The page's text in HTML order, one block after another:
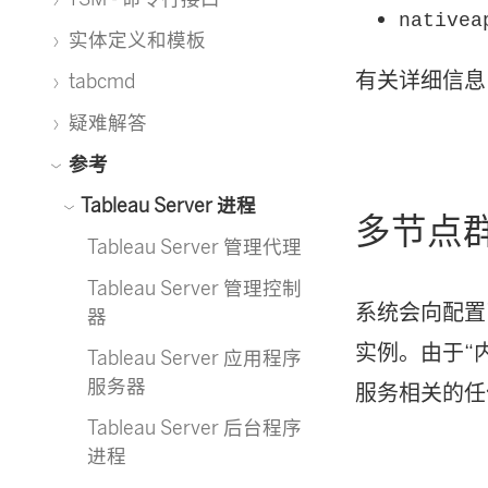
实体定义和模板
tabcmd
疑难解答
参考
Tableau Server 进程
Tableau Server 管理代理
Tableau Server 管理控制
器
Tableau Server 应用程序
服务器
Tableau Server 后台程序
进程
有关详细信
多节点
系统会向配
实例。由于“
服务相关的